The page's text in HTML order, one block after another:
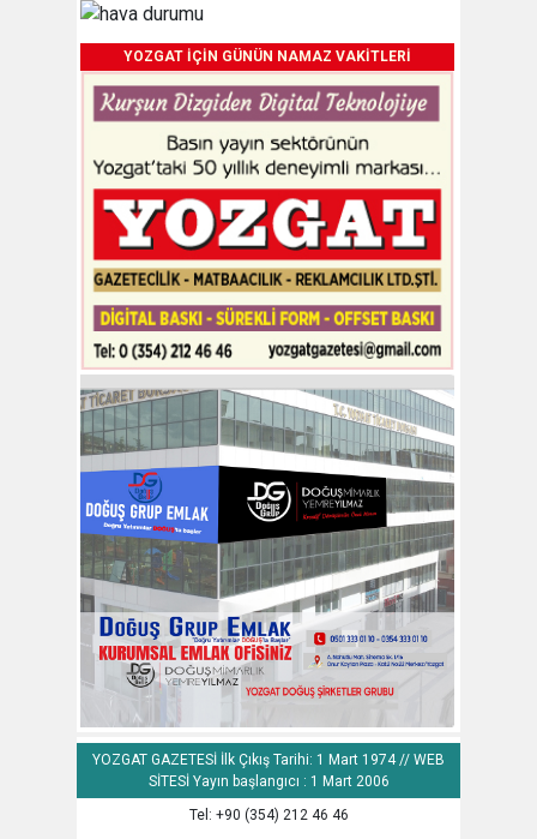
YOZGAT İÇİN GÜNÜN NAMAZ VAKİTLERİ
YOZGAT GAZETESİ İlk Çıkış Tarihi: 1 Mart 1974 // WEB
SİTESİ Yayın başlangıcı : 1 Mart 2006
Tel: +90 (354) 212 46 46